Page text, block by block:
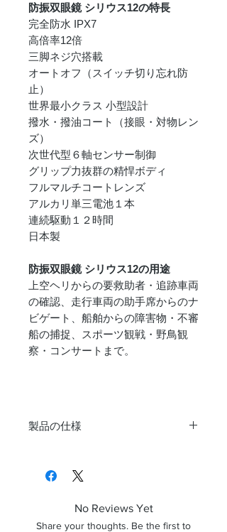
防振双眼鏡 シリウス12の特長
完全防水 IPX7
高倍率12倍
三脚ネジ穴搭載
オートオフ（スイッチ切り忘れ防
止）
世界最小クラス 小型設計
撥水・撥油コート（接眼・対物レン
ズ）
次世代型６軸センサー制御
グリップ力抜群の精悍ボディ
フルマルチコートレンズ
アルカリ単三電池１本
連続駆動１２時間
日本製
防振双眼鏡 シリウス12の用途
上空ヘリからの要救助者・追跡車両
の確認、走行車両の助手席からのナ
ビゲート、船舶からの障害物・不審
船の捕捉、スポーツ観戦・野鳥観
察・コンサートまで。
製品の仕様
率
ンズ有
21mm
No Reviews Yet
Share your thoughts. Be the first to